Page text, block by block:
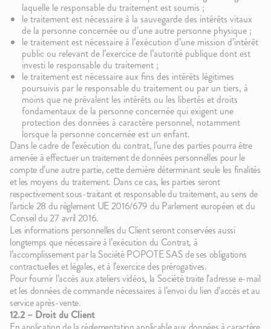
laquelle le responsable du traitement est soumis ;
le traitement est nécessaire à la sauvegarde des intérêts vitaux
de la personne concernée ou d’une autre personne physique ;
le traitement est nécessaire à l’exécution d’une mission d’intérêt
public ou relevant de l’exercice de l’autorité publique dont est
investi le responsable du traitement ;
le traitement est nécessaire aux fins des intérêts légitimes
poursuivis par le responsable du traitement ou par un tiers, à
moins que ne prévalent les intérêts ou les libertés et droits
fondamentaux de la personne concernée qui exigent une
protection des données à caractère personnel, notamment
lorsque la personne concernée est un enfant.
Dans le cadre de l’exécution du contrat, l’une des parties pourra être
amenée à effectuer un traitement de données personnelles pour le
compte d’une autre partie, cette dernière déterminant seule les finalités
et les moyens du traitement. Dans ce cas, les parties seront
respectivement sous-traitant et responsable du traitement, au sens de
l’article 28 du règlement UE 2016/679 du Parlement européen et du
Conseil du 27 avril 2016.
Les informations personnelles du Client seront conservées aussi
longtemps que nécessaire à l’exécution du Contrat, à
l’accomplissement par la Société POPOTE SAS de ses obligations
contractuelles et légales, et à l’exercice des prérogatives.
Pour fournir l’accès aux ateliers vidéos, la Société traite l’adresse e-mail
et les données de commande nécessaires à l’envoi du lien d’accès et au
service après-vente.
12.2 – Droit du Client